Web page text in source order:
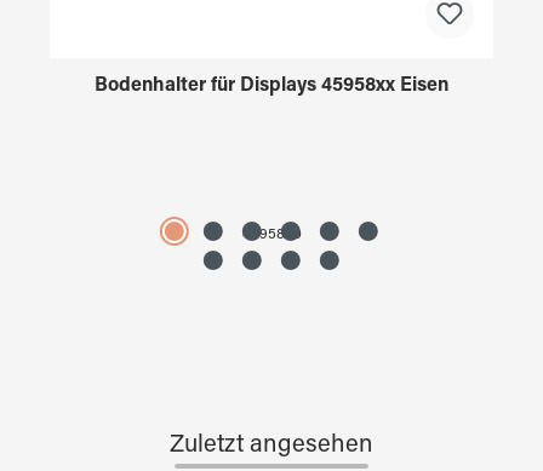
Bodenhalter für Displays 45958xx Eisen
4595890
Zuletzt angesehen